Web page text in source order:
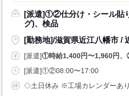
[派遣]①②仕分け・シール貼
グ)、検品
[勤務地]/滋賀県近江八幡市 /
[派遣]①時給1,400円〜1,960円、
[派遣]①②08:00〜17:00
◇土日休み ※工場カレンダーあり